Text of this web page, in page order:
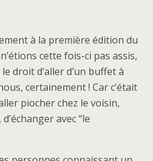
à la première édition du
cette fois-ci pas assis,
droit d’aller d’un buffet à
certainement ! Car c’était
piocher chez le voisin,
avec “le